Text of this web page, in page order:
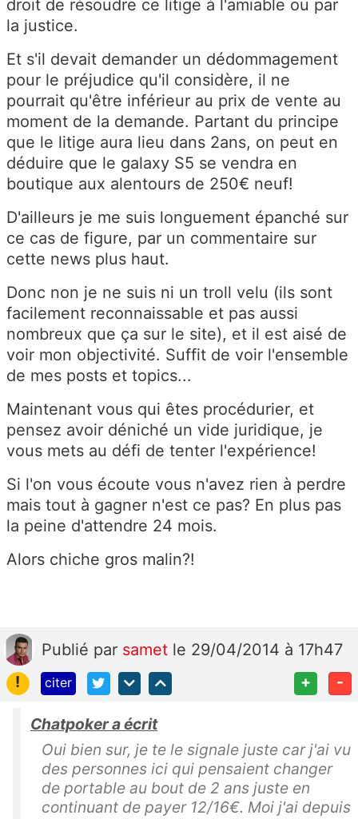
droit de résoudre ce litige à l'amiable ou par
la justice.
Et s'il devait demander un dédommagement
pour le préjudice qu'il considère, il ne
pourrait qu'être inférieur au prix de vente au
moment de la demande. Partant du principe
que le litige aura lieu dans 2ans, on peut en
déduire que le galaxy S5 se vendra en
boutique aux alentours de 250€ neuf!
D'ailleurs je me suis longuement épanché sur
ce cas de figure, par un commentaire sur
cette news plus haut.
Donc non je ne suis ni un troll velu (ils sont
facilement reconnaissable et pas aussi
nombreux que ça sur le site), et il est aisé de
voir mon objectivité. Suffit de voir l'ensemble
de mes posts et topics...
Maintenant vous qui êtes procédurier, et
pensez avoir déniché un vide juridique, je
vous mets au défi de tenter l'expérience!
Si l'on vous écoute vous n'avez rien à perdre
mais tout à gagner n'est ce pas? En plus pas
la peine d'attendre 24 mois.
Alors chiche gros malin?!
Publié par samet le 29/04/2014 à 17h47
!
citer + -
Chatpoker a écrit
Oui bien sur, je te le signale juste car j'ai vu
des personnes ici qui pensaient changer
de portable au bout de 2 ans juste en
continuant de payer 12/16€. Moi j'ai depuis